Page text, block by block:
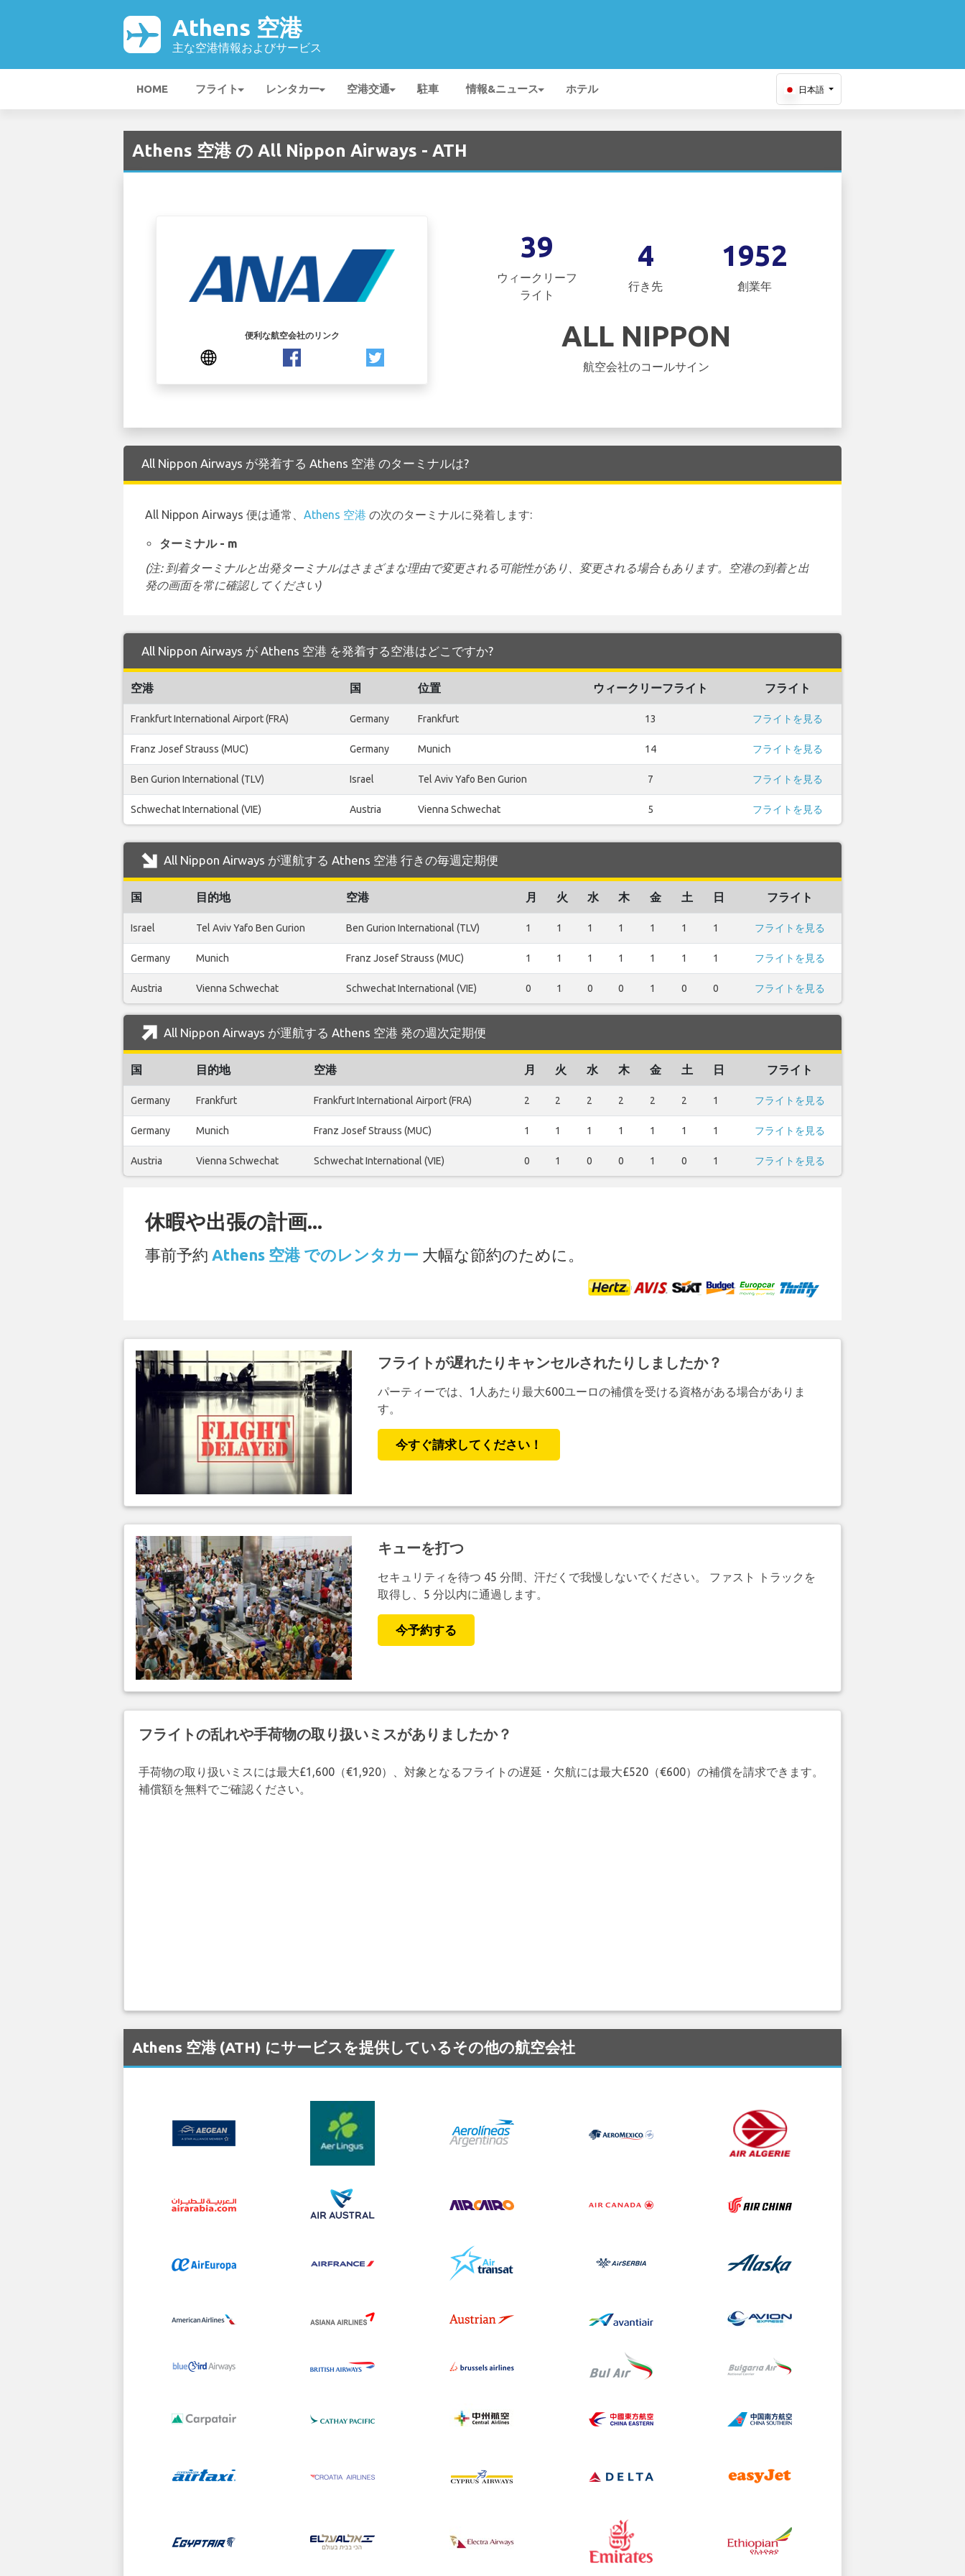
Athens 空港
主な空港情報およびサービス
HOME フライト レンタカー 空港交通 駐車 情報&ニュース ホテル 日本語
Athens 空港 の All Nippon Airways - ATH
便利な航空会社のリンク
39
ウィークリーフ
ライト
4
行き先
1952
創業年
ALL NIPPON
航空会社のコールサイン
All Nippon Airways が発着する Athens 空港 のターミナルは?
All Nippon Airways 便は通常、 Athens 空港 の次のターミナルに発着します:
ターミナル - m
(注: 到着ターミナルと出発ターミナルはさまざまな理由で変更される可能性があり、変更される場合もあります。空港の到着と出
発の画面を常に確認してください)
All Nippon Airways が Athens 空港 を発着する空港はどこですか?
空港 国 位置 ウィークリーフライト フライト
Frankfurt International Airport (FRA) Germany Frankfurt 13 フライトを見る
Franz Josef Strauss (MUC) Germany Munich 14 フライトを見る
Ben Gurion International (TLV) Israel Tel Aviv Yafo Ben Gurion 7 フライトを見る
Schwechat International (VIE) Austria Vienna Schwechat 5 フライトを見る
All Nippon Airways が運航する Athens 空港 行きの毎週定期便
国 目的地 空港 月 火 水 木 金 土 日 フライト
Israel Tel Aviv Yafo Ben Gurion Ben Gurion International (TLV) 1 1 1 1 1 1 1 フライトを見る
Germany Munich Franz Josef Strauss (MUC) 1 1 1 1 1 1 1 フライトを見る
Austria Vienna Schwechat Schwechat International (VIE) 0 1 0 0 1 0 0 フライトを見る
All Nippon Airways が運航する Athens 空港 発の週次定期便
国 目的地 空港 月 火 水 木 金 土 日 フライト
Germany Frankfurt Frankfurt International Airport (FRA) 2 2 2 2 2 2 1 フライトを見る
Germany Munich Franz Josef Strauss (MUC) 1 1 1 1 1 1 1 フライトを見る
Austria Vienna Schwechat Schwechat International (VIE) 0 1 0 0 1 0 1 フライトを見る
休暇や出張の計画...
事前予約 Athens 空港 でのレンタカー 大幅な節約のために。
フライトが遅れたりキャンセルされたりしましたか？
パーティーでは、1人あたり最大600ユーロの補償を受ける資格がある場合がありま
す。
今すぐ請求してください！
キューを打つ
セキュリティを待つ 45 分間、汗だくで我慢しないでください。 ファスト トラックを
取得し、5 分以内に通過します。
今予約する
フライトの乱れや手荷物の取り扱いミスがありましたか？
手荷物の取り扱いミスには最大£1,600（€1,920）、対象となるフライトの遅延・欠航には最大£520（€600）の補償を請求できます。
補償額を無料でご確認ください。
Athens 空港 (ATH) にサービスを提供しているその他の航空会社